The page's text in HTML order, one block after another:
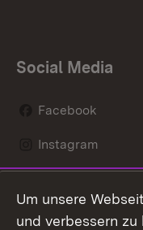
Social Media
Facebook
Instagram
Mastodon
Um unsere
und verbessern